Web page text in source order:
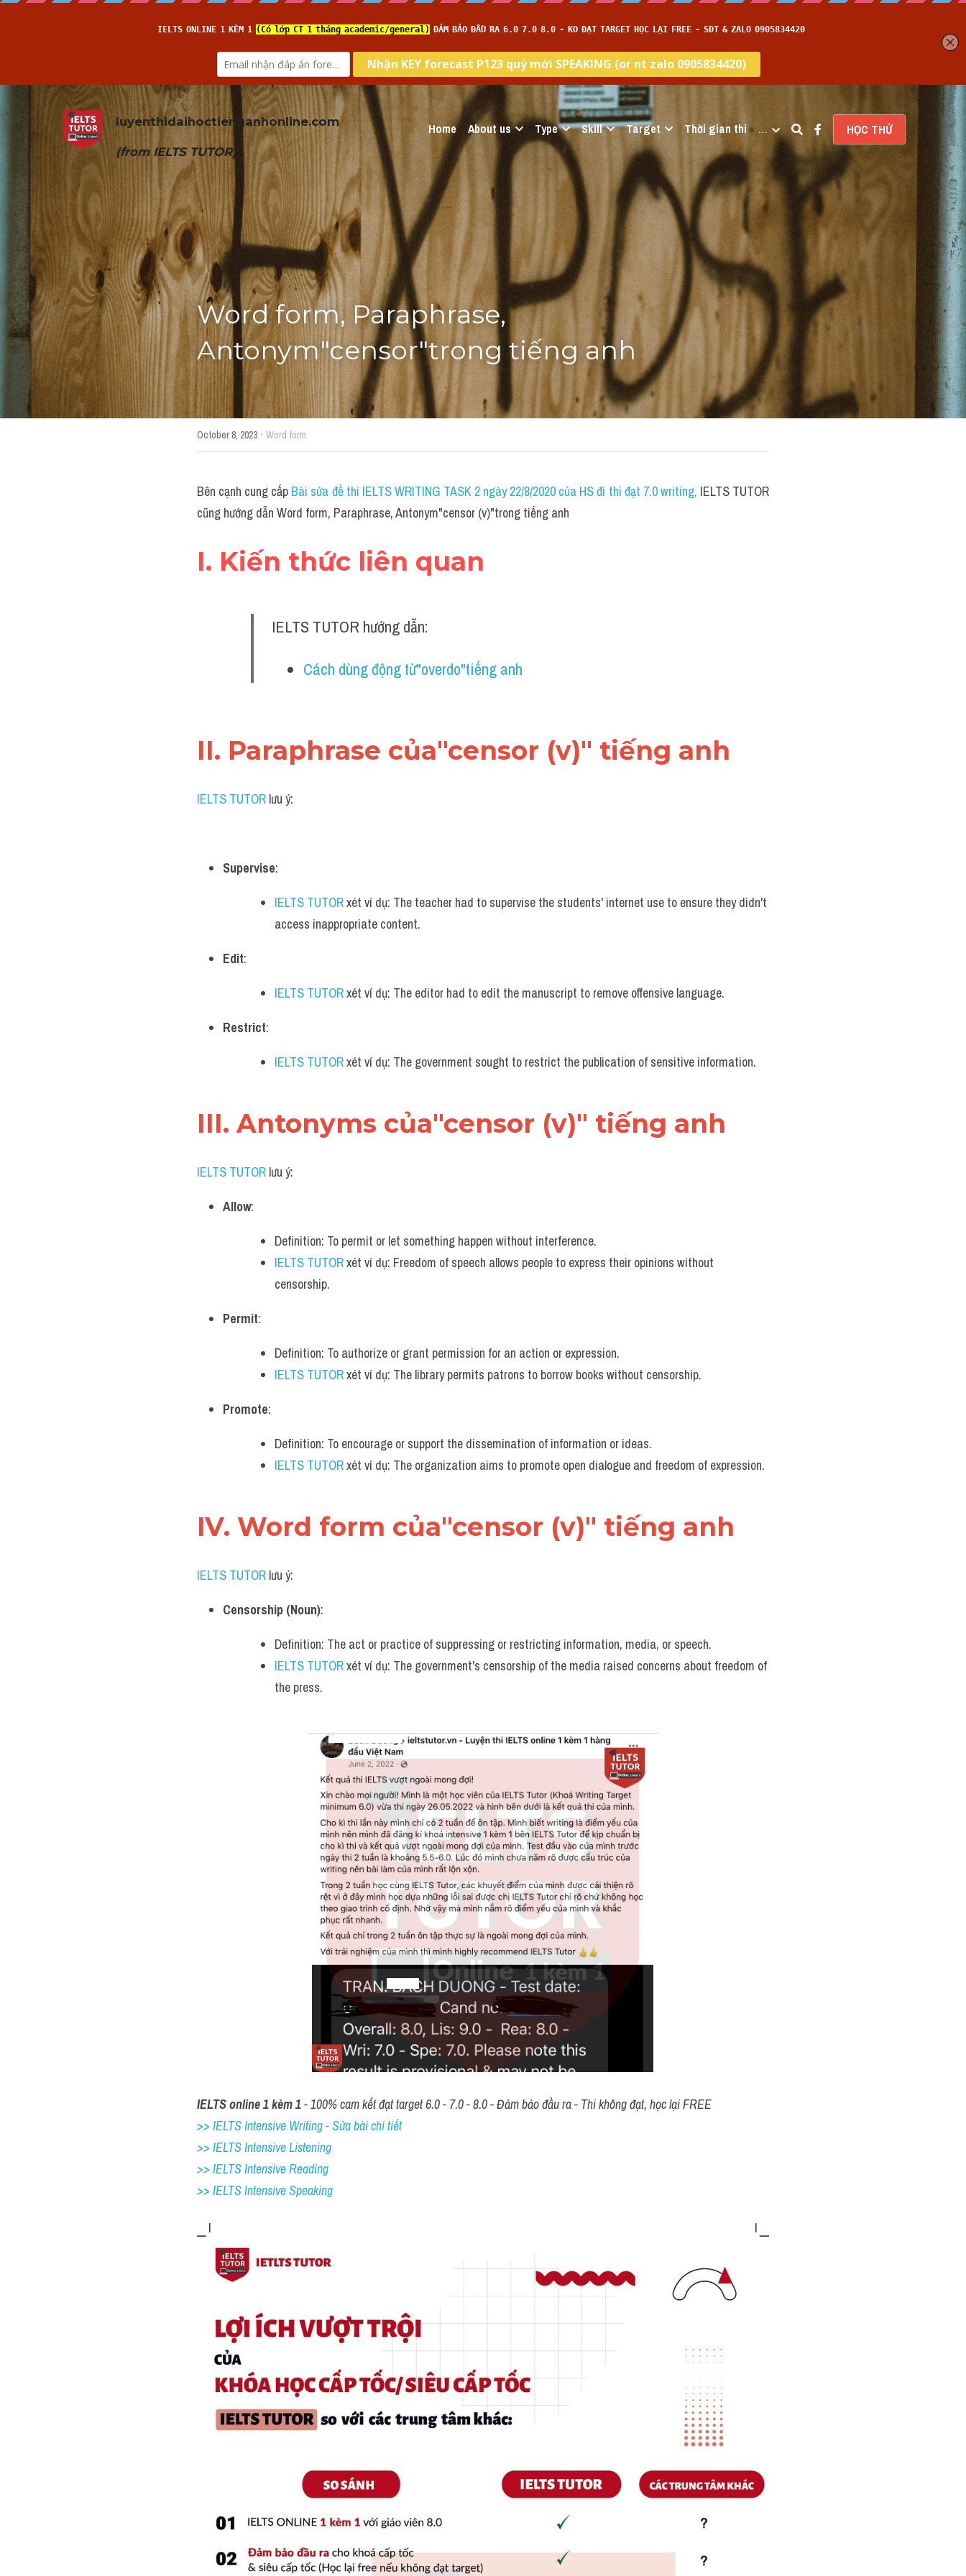
luyenthidaihoctienganhonline.com
(from IELTS TUTOR)
Home About us Type Skill Target Thời gian thi … HỌC THỬ
Word form, Paraphrase,
Antonym"censor"trong tiếng anh
October 8, 2023 · Word form
Bên cạnh cung cấp Bài sửa đề thi IELTS WRITING TASK 2 ngày 22/8/2020 của HS đi thi đạt 7.0 writing, IELTS TUTOR
cũng hướng dẫn Word form, Paraphrase, Antonym"censor (v)"trong tiếng anh
I. Kiến thức liên quan
IELTS TUTOR hướng dẫn:
Cách dùng động từ"overdo"tiếng anh
II. Paraphrase của"censor (v)" tiếng anh
IELTS TUTOR lưu ý:
Supervise:
IELTS TUTOR xét ví dụ: The teacher had to supervise the students' internet use to ensure they didn't
access inappropriate content.
Edit:
IELTS TUTOR xét ví dụ: The editor had to edit the manuscript to remove offensive language.
Restrict:
IELTS TUTOR xét ví dụ: The government sought to restrict the publication of sensitive information.
III. Antonyms của"censor (v)" tiếng anh
IELTS TUTOR lưu ý:
Allow:
Definition: To permit or let something happen without interference.
IELTS TUTOR xét ví dụ: Freedom of speech allows people to express their opinions without
censorship.
Permit:
Definition: To authorize or grant permission for an action or expression.
IELTS TUTOR xét ví dụ: The library permits patrons to borrow books without censorship.
Promote:
Definition: To encourage or support the dissemination of information or ideas.
IELTS TUTOR xét ví dụ: The organization aims to promote open dialogue and freedom of expression.
IV. Word form của"censor (v)" tiếng anh
IELTS TUTOR lưu ý:
Censorship (Noun):
Definition: The act or practice of suppressing or restricting information, media, or speech.
IELTS TUTOR xét ví dụ: The government's censorship of the media raised concerns about freedom of
the press.
IELTS online 1 kèm 1 - 100% cam kết đạt target 6.0 - 7.0 - 8.0 - Đảm bảo đầu ra - Thi không đạt, học lại FREE
>> IELTS Intensive Writing - Sửa bài chi tiết
>> IELTS Intensive Listening
>> IELTS Intensive Reading
>> IELTS Intensive Speaking